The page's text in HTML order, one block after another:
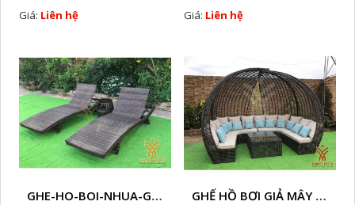
Giá: Liên hệ Giá: Liên hệ
GHE-HO-BOI-NHUA-GIA-MAY-HTT - B56 GHẾ HỒ BƠI GIẢ MÂY TT - B23